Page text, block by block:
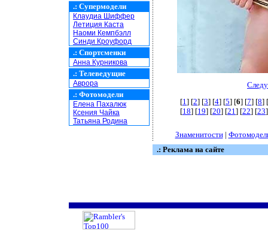
.: Супермодели
Клаудиа Шиффер
Летиция Каста
Наоми Кемпбэлл
Синди Кроуфорд
.: Спортсменки
Анна Курникова
.: Телеведущие
Аврора
.: Фотомодели
Елена Пахалюк
Ксения Чайка
Татьяна Родина
[1] [2] [3] [4] [5] [6] [7] [8] [
[18] [19] [20] [21] [22] [23
Знаменитости|
.: Реклама на сайте